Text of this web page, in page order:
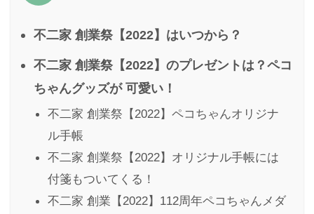
不二家 創業祭【2022】はいつから？
不二家 創業祭【2022】のプレゼントは？ペコ
ちゃんグッズが 可愛い！
不二家 創業祭【2022】ペコちゃんオリジナ
ル手帳
不二家 創業祭【2022】オリジナル手帳には
付箋もついてくる！
不二家 創業【2022】112周年ペコちゃんメダ